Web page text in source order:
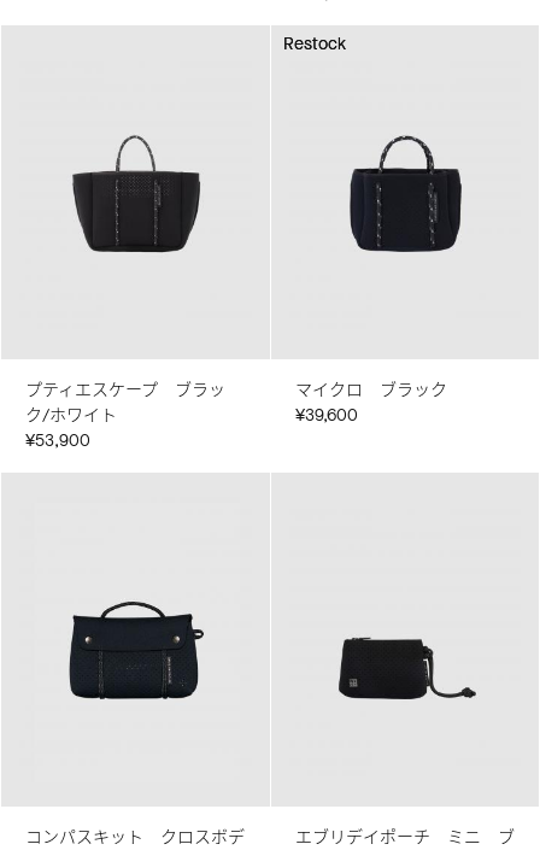
プティエスケープ ブラッ
ク/ホワイト
¥53,900
Restock
Restock
マイクロ ブラック
¥39,600
コンパスキット クロスボデ
エブリデイポーチ ミニ ブ